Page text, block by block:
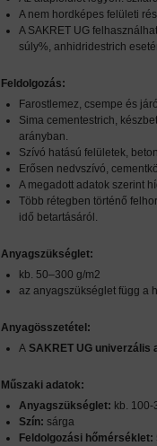
A nem hordképes felületi
A SAKRET UG
súly%, anhidridestrich
Feldolgozás:
Farostlemez, csempe és
Sima cementestrich,
arányban.
Szívó hatású felületek,
Erősen nedvszívó,
A megadott adatok szerint
Több rétegben történő
idő betartásáról.
Anyagszükséglet:
kb. 50–300 g/m2
az anyagszükséglet függ a
Anyagösszetétel:
A SAKRET UG univerzális
Műszaki adatok:
Anyagszükséglet: kb.
Szín: sárga
Feldolgozási hőmérséklet: